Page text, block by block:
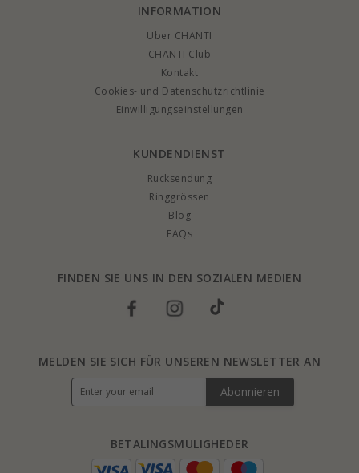
INFORMATION
Über CHANTI
CHANTI Club
Kontakt
Cookies- und Datenschutzrichtlinie
Einwilligungseinstellungen
KUNDENDIENST
Rucksendung
Ringgrössen
Blog
FAQs
FINDEN SIE UNS IN DEN SOZIALEN MEDIEN
BETALINGSMULIGHEDER
MELDEN SIE SICH FÜR UNSEREN NEWSLETTER AN
Abonnieren